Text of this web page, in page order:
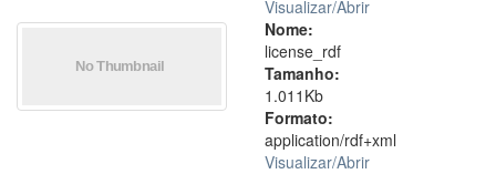
Visualizar/Abrir
Nome:
license_rdf
Tamanho:
1.011Kb
Formato:
application/rdf+xml
Visualizar/Abrir